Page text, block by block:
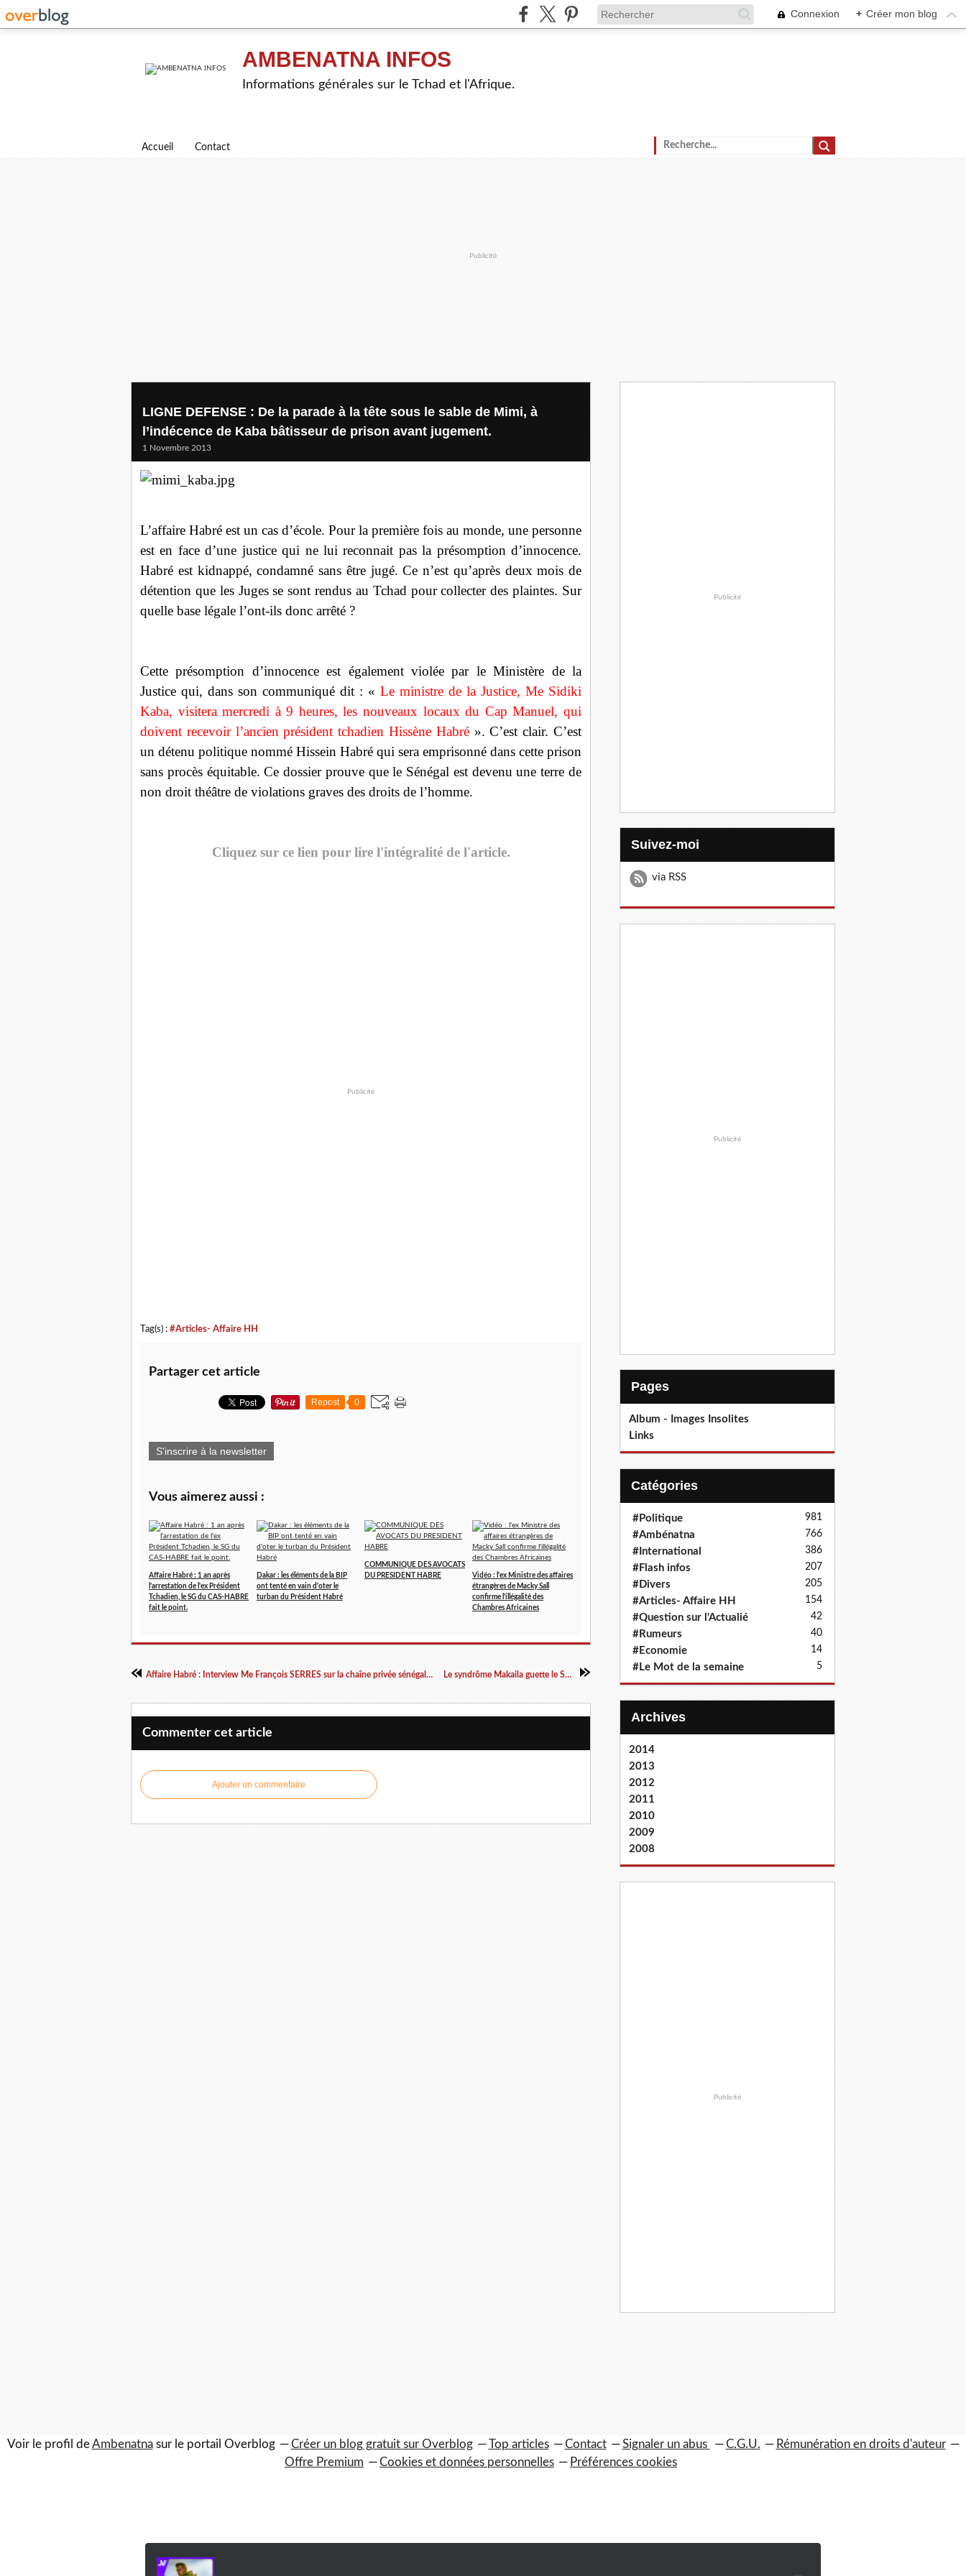
Connexion + Créer mon blog
AMBENATNA INFOS
Informations générales sur le Tchad et l'Afrique.
Accueil Contact
Publicité
LIGNE DEFENSE : De la parade à la tête sous le sable de Mimi, à
l’indécence de Kaba bâtisseur de prison avant jugement.
1 Novembre 2013
L’affaire Habré est un cas d’école. Pour la première fois au monde, une personne
est en face d’une justice qui ne lui reconnait pas la présomption d’innocence.
Habré est kidnappé, condamné sans être jugé. Ce n’est qu’après deux mois de
détention que les Juges se sont rendus au Tchad pour collecter des plaintes. Sur
quelle base légale l’ont-ils donc arrêté ?
Cette présomption d’innocence est également violée par le Ministère de la
Justice qui, dans son communiqué dit : « Le ministre de la Justice, Me Sidiki
Kaba, visitera mercredi à 9 heures, les nouveaux locaux du Cap Manuel, qui
doivent recevoir l’ancien président tchadien Hissène Habré ». C’est clair. C’est
un détenu politique nommé Hissein Habré qui sera emprisonné dans cette prison
sans procès équitable. Ce dossier prouve que le Sénégal est devenu une terre de
non droit théâtre de violations graves des droits de l’homme.
Cliquez sur ce lien pour lire l'intégralité de l'article.
Publicité
Tag(s) : #Articles- Affaire HH
Partager cet article
Repost 0
S'inscrire à la newsletter
Vous aimerez aussi :
Affaire Habré : 1 an après
l'arrestation de l'ex Président
Tchadien, le SG du CAS-HABRE
fait le point.
Dakar : les éléments de la BIP
ont tenté en vain d'oter le
turban du Président Habré
COMMUNIQUE DES AVOCATS
DU PRESIDENT HABRE
Vidéo : l'ex Ministre des affaires
étrangères de Macky Sall
confirme l'illégalité des
Chambres Africaines
Affaire Habré : Interview Me François SERRES sur la chaîne privée sénégalaise 2STV Le syndrôme Makaila guette le Sénégal
Commenter cet article
Ajouter un commentaire
Publicité
Suivez-moi
via RSS
Publicité
Pages
Album - Images Insolites
Links
Catégories
#Politique 981
#Ambénatna 766
#International 386
#Flash infos 207
#Divers 205
#Articles- Affaire HH 154
#Question sur l'Actualié 42
#Rumeurs 40
#Economie 14
#Le Mot de la semaine 5
Archives
2014
2013
2012
2011
2010
2009
2008
Publicité
Voir le profil deAmbenatnasur le portail Overblog Créer un blog gratuit sur Overblog Top articles Contact Signaler un abus C.G.U.
Rémunération en droits d'auteur
Offre Premium
Cookies et données personnelles Préférences cookies